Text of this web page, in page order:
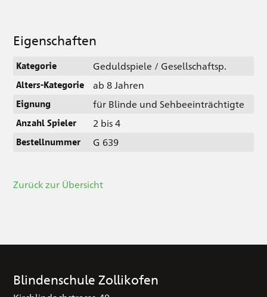
Eigenschaften
Kategorie Geduldspiele / Gesellschaftsp.
Alters-Kategorie ab 8 Jahren
Eignung für Blinde und Sehbeeinträchtigte
Anzahl Spieler 2 bis 4
Bestellnummer G 639
Zurück zur Übersicht
Blindenschule Zollikofen